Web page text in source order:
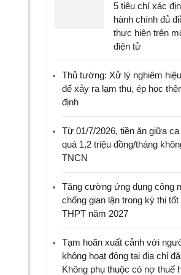
5 tiêu chí xác
hành chính đủ
thực hiện trên
điện tử
Thủ tướng: Xử lý nghiêm
để xảy ra lạm thu, ép học
định
Từ 01/7/2026, tiền ăn giữa
quá 1,2 triệu đồng/tháng
TNCN
Tăng cường ứng dụng công
chống gian lận trong kỳ thi tốt
THPT năm 2027
Tạm hoãn xuất cảnh với
không hoạt động tại địa chỉ
Không phụ thuộc có nợ thuế